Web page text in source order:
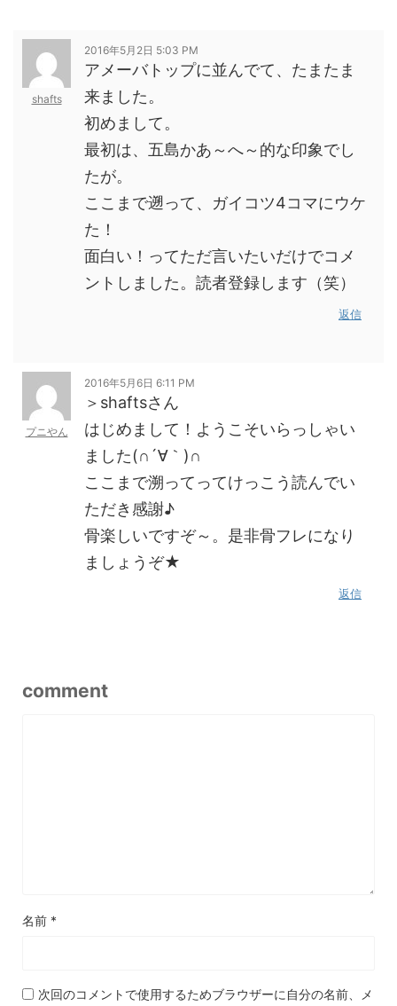
shafts
2016年5月2日 5:03 PM
アメーバトップに並んでて、たまたま
来ました。
初めまして。
最初は、五島かあ～へ～的な印象でし
たが。
ここまで遡って、ガイコツ4コマにウケ
た！
面白い！ってただ言いたいだけでコメ
ントしました。読者登録します（笑）
返信
プニやん
2016年5月6日 6:11 PM
＞shaftsさん
はじめまして！ようこそいらっしゃい
ました(∩´∀｀)∩
ここまで溯ってってけっこう読んでい
ただき感謝♪
骨楽しいですぞ～。是非骨フレになり
ましょうぞ★
返信
comment
名前 *
次回のコメントで使用するためブラウザーに自分の名前、メ